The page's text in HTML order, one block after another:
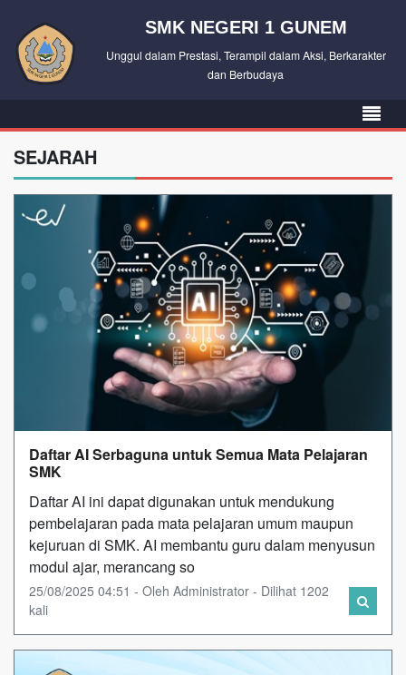
SMK NEGERI 1 GUNEM
Unggul dalam Prestasi, Terampil dalam Aksi, Berkarakter
dan Berbudaya
SEJARAH
Daftar AI Serbaguna untuk Semua Mata Pelajaran
SMK
Daftar AI ini dapat digunakan untuk mendukung
pembelajaran pada mata pelajaran umum maupun
kejuruan di SMK. AI membantu guru dalam menyusun
modul ajar, merancang so
25/08/2025 04:51 - Oleh Administrator - Dilihat 1202
kali